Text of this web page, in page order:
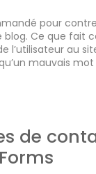
pour
Ce que fait
l’utilisateur au
mauvais
de